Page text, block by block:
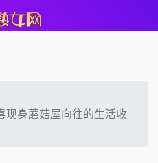
现身蘑菇屋向往的生活收